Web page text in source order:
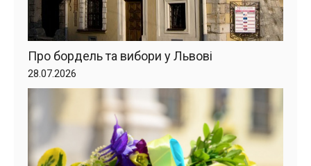
Про бордель та вибори у Львові
28.07.2026